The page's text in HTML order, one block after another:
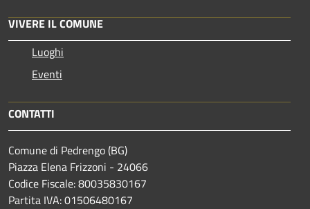
VIVERE IL COMUNE
Luoghi
Eventi
CONTATTI
Comune di Pedrengo (BG)
Piazza Elena Frizzoni - 24066
Codice Fiscale: 80035830167
Partita IVA: 01506480167